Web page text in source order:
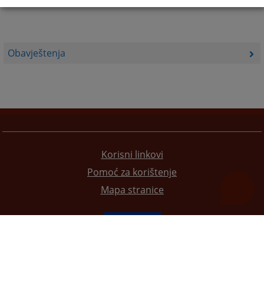
Obavještenja
Korisni linkovi
Pomoć za korištenje
Mapa stranice